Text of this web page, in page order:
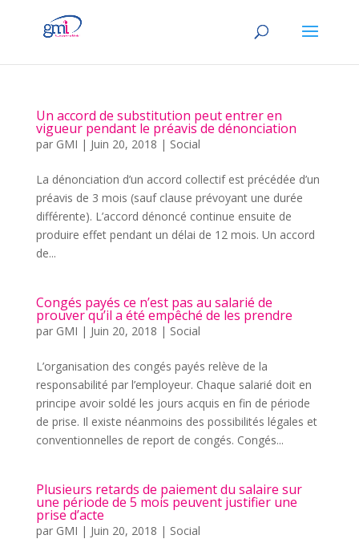
Un accord de substitution peut entrer en
vigueur pendant le préavis de dénonciation
par GMI | Juin 20, 2018 | Social
La dénonciation d’un accord collectif est précédée d’un
préavis de 3 mois (sauf clause prévoyant une durée
différente). L’accord dénoncé continue ensuite de
produire effet pendant un délai de 12 mois. Un accord
de...
Congés payés ce n’est pas au salarié de
prouver qu’il a été empêché de les prendre
par GMI | Juin 20, 2018 | Social
L’organisation des congés payés relève de la
responsabilité par l’employeur. Chaque salarié doit en
principe avoir soldé les jours acquis en fin de période
de prise. Il existe néanmoins des possibilités légales et
conventionnelles de report de congés. Congés...
Plusieurs retards de paiement du salaire sur
une période de 5 mois peuvent justifier une
prise d’acte
par GMI | Juin 20, 2018 | Social